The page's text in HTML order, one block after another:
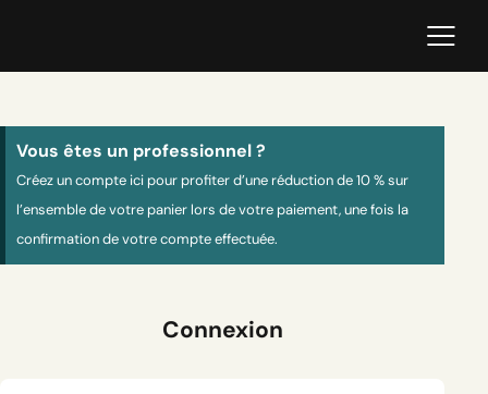
Vous êtes un professionnel ?
Créez un compte ici pour profiter d’une réduction de 10 % sur
l’ensemble de votre panier lors de votre paiement, une fois la
confirmation de votre compte effectuée.
Connexion